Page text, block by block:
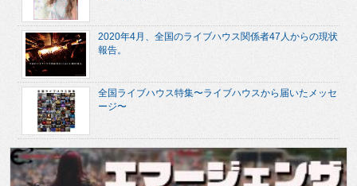
2020年4月、全国のライブハウス関係者47人からの現状
報告。
全国ライブハウス特集〜ライブハウスから届いたメッセ
ージ〜